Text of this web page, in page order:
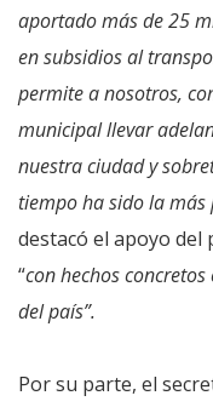
aportado más de 25
en subsidios al
permite a nosotros,
municipal llevar
nuestra ciudad y
tiempo ha sido la más
destacó el apoyo del
“con hechos
del país”.
Por su parte, el